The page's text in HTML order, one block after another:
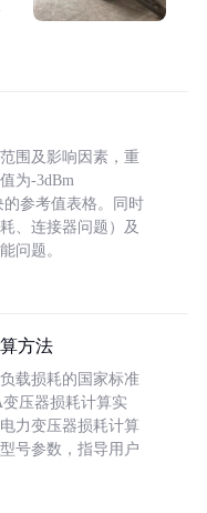
围及影响因素，重
为-3dBm
的参考值表格。同时
、连接器问题）及
问题。
方法
载损耗的国家标准
变压器损耗计算实
力变压器损耗计算
号参数，指导用户